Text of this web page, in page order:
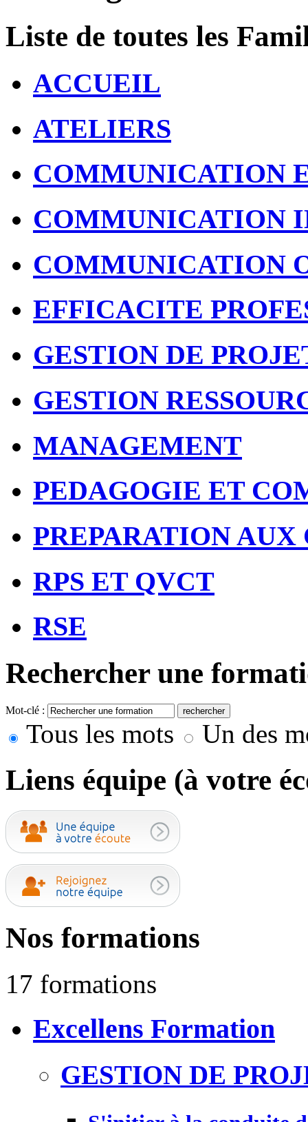
Liste de toutes les
ACCUEIL
ATELIERS
COMMUNICATION
COMMUNICATION
COMMUNICATION
EFFICACITE
GESTION DE
GESTION
MANAGEMENT
PEDAGOGIE ET
PREPARATION AUX
RPS ET QVCT
RSE
Rechercher une
Mot-clé : rechercher
Tous les mots Un des
Liens équipe (à votre
Nos formations
17 formations
Excellens Formation
GESTION DE